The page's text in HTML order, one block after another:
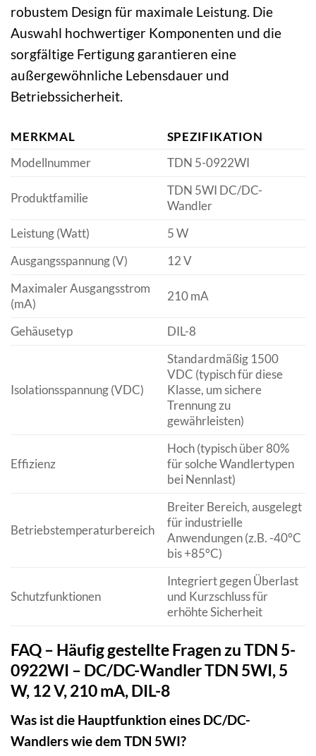
robustem Design für maximale Leistung. Die
Auswahl hochwertiger Komponenten und die
sorgfältige Fertigung garantieren eine
außergewöhnliche Lebensdauer und
Betriebssicherheit.
MERKMAL
SPEZIFIKATION
Modellnummer
TDN 5-0922WI
Produktfamilie
TDN 5WI DC/DC-
Wandler
Leistung (Watt)
5 W
Ausgangsspannung (V)
12 V
Maximaler Ausgangsstrom
(mA)
210 mA
Gehäusetyp DIL-8
Isolationsspannung (VDC)
Standardmäßig 1500
VDC (typisch für diese
Klasse, um sichere
Trennung zu
gewährleisten)
Effizienz
Hoch (typisch über 80%
für solche Wandlertypen
bei Nennlast)
Betriebstemperaturbereich
Breiter Bereich, ausgelegt
für industrielle
Anwendungen (z.B. -40°C
bis +85°C)
Schutzfunktionen
Integriert gegen Überlast
und Kurzschluss für
erhöhte Sicherheit
FAQ – Häufig gestellte Fragen zu TDN 5-
0922WI – DC/DC-Wandler TDN 5WI, 5
W, 12 V, 210 mA, DIL-8
Was ist die Hauptfunktion eines DC/DC-
Wandlers wie dem TDN 5WI?